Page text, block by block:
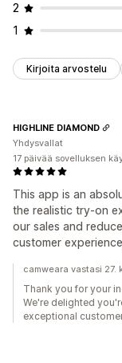
2
1
Kirjoita arvostelu
This app is an
the realistic try-on
our sales and
customer
HIGHLINE DIAMOND
Yhdysvallat
17 päivää sovelluksen
camweara vastasi 27.
Thank you for your
We're delighted
exceptional